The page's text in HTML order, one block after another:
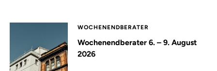
WOCHENENDBERATER
Wochenendberater 6. – 9. August
2026